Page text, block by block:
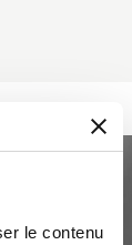
le contenu